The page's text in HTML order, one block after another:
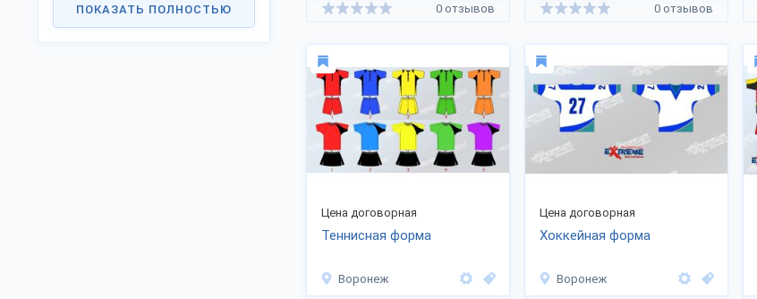
0 отзывов 0 отзывов
Цена договорная
Теннисная форма
Воронеж
Цена договорная
Хоккейная форма
Воронеж
регламентам, не уступает китайским
конкурентам.
ПОКАЗАТЬ ПОЛНОСТЬЮ